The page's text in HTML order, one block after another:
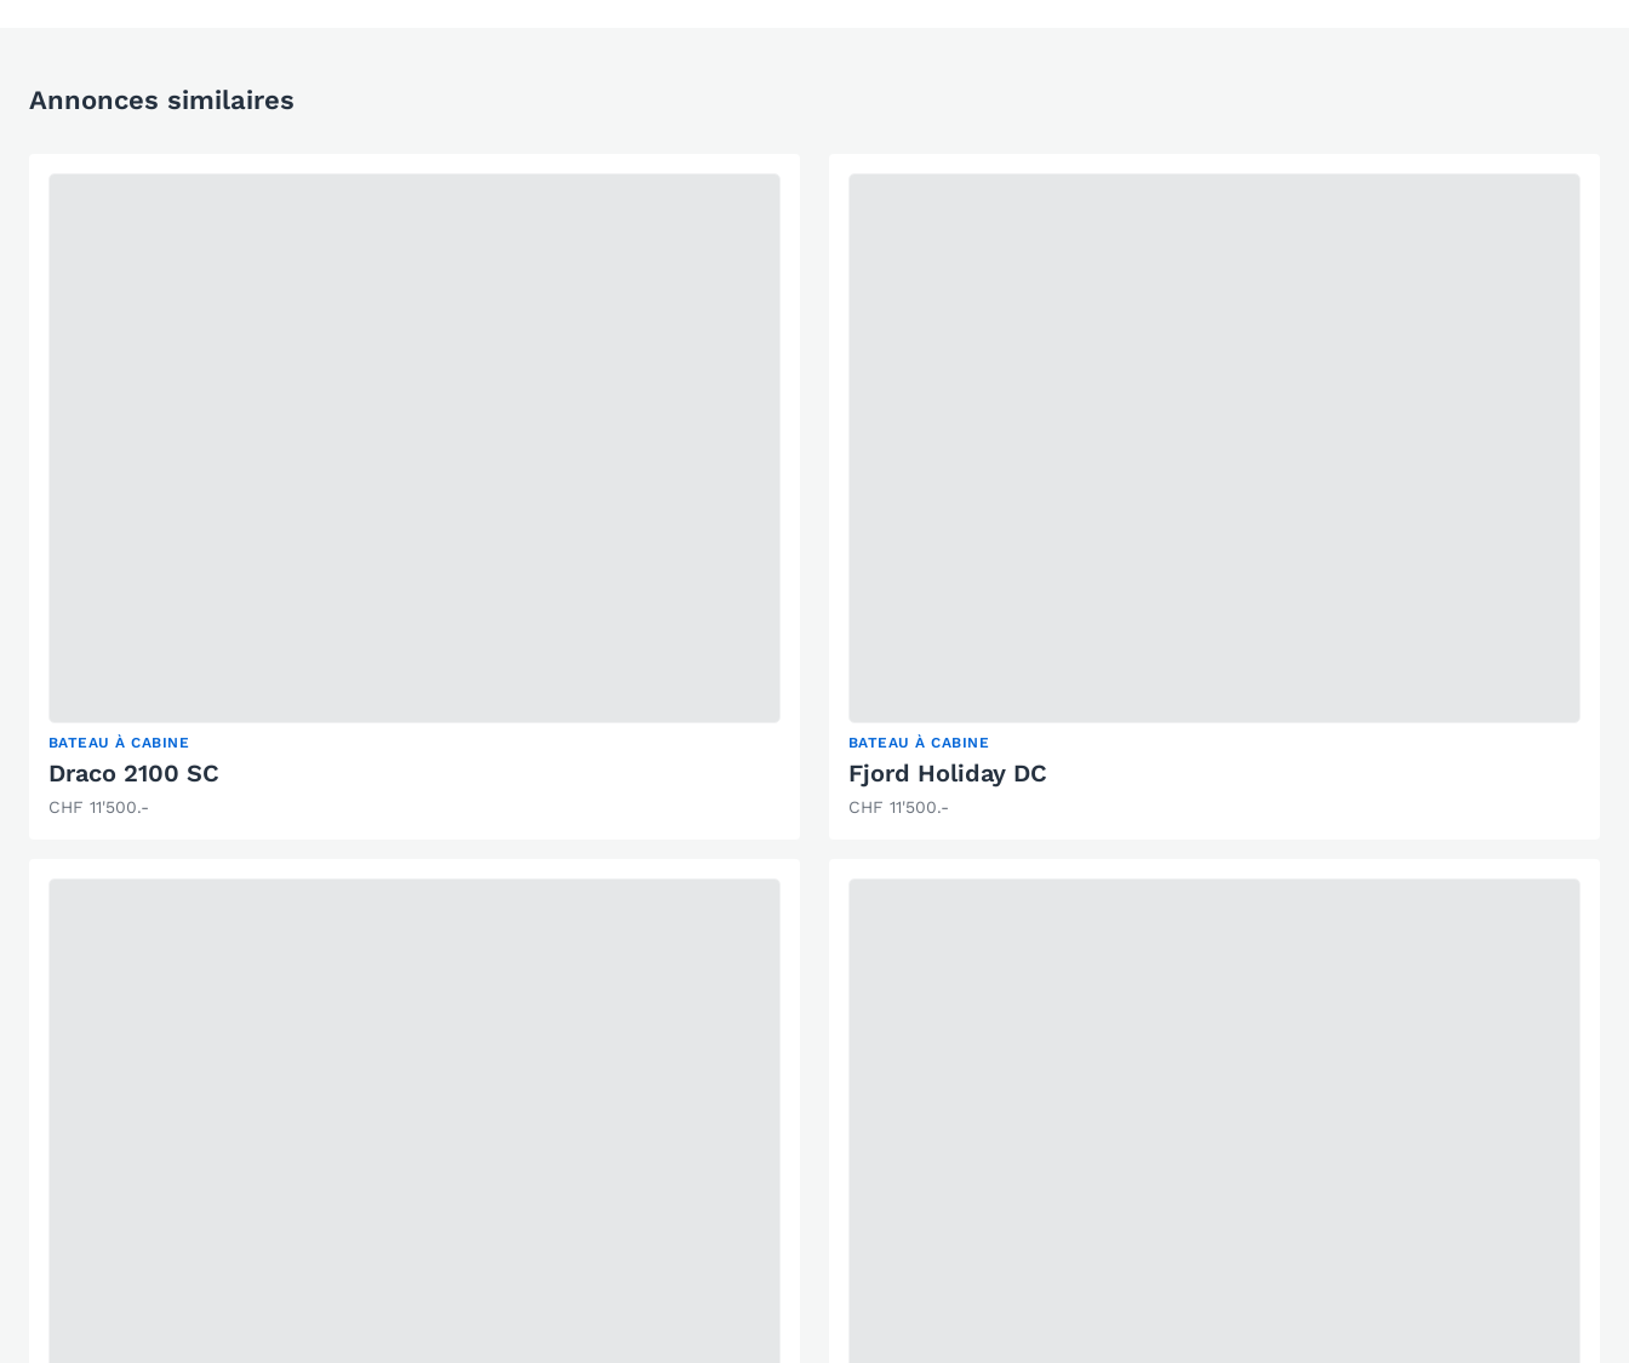
Annonces similaires
BATEAU À CABINE
Draco 2100 SC
CHF 11'500.-
BATEAU À CABINE
Fjord Holiday DC
CHF 11'500.-